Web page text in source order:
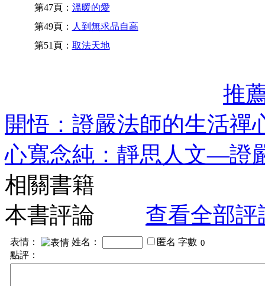
第47頁： 溫暖的愛
第49頁： 人到無求品自高
第51頁： 取法天地
推
開悟：證嚴法師的生活
心寬念純：靜思人文—證
相關書籍
本書評論
查看全部評
表情： 姓名： 匿名 字數
點評：